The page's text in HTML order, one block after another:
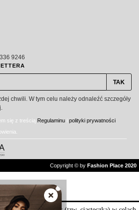
9246
chwili. W tym celu należy odnaleźć szczegóły
się z treścią Regulaminu i polityki prywatności
Copyright © by Fashion Place 2020